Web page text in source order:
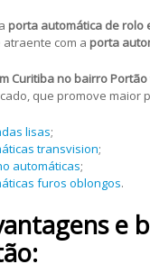
porta automática de rolo
com a porta
Curitiba no bairro Portão
que promove maior
lisas;
transvision;
automáticas;
furos oblongos.
e